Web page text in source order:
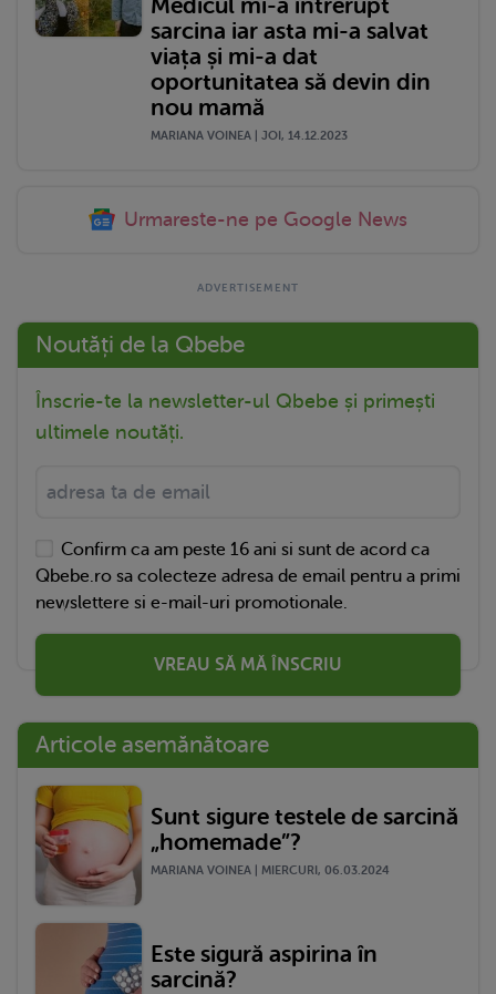
sarcina iar asta mi-a salvat
viața și mi-a dat
oportunitatea să devin din
nou mamă
MARIANA VOINEA | JOI, 14.12.2023
Urmareste-ne pe Google News
Noutăți de la Qbebe
Înscrie-te la newsletter-ul Qbebe și primești
ultimele noutăți.
Confirm ca am peste 16 ani si sunt de acord ca
Qbebe.ro sa colecteze adresa de email pentru a primi
newslettere si e-mail-uri promotionale.
VREAU SĂ MĂ ÎNSCRIU
Articole asemănătoare
Sunt sigure testele de sarcină
„homemade”?
MARIANA VOINEA | MIERCURI, 06.03.2024
Este sigură aspirina în
sarcină?